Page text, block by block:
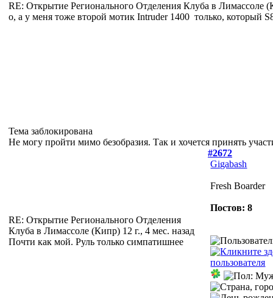
RE: Открытие Регионального Отделения Клуба в Лимассоле
о, а у меня тоже второй мотик Intruder 1400 только, который
Тема заблокирована
Не могу пройти мимо безобразия. Так и хочется принять
#2672
RE: Открытие Регионального Отделения
Клуба в Лимассоле (Кипр) 12 г., 4 мес. назад
Почти как мой. Руль только симпатишнее
Gigabash
Fresh Boarder
Постов: 8